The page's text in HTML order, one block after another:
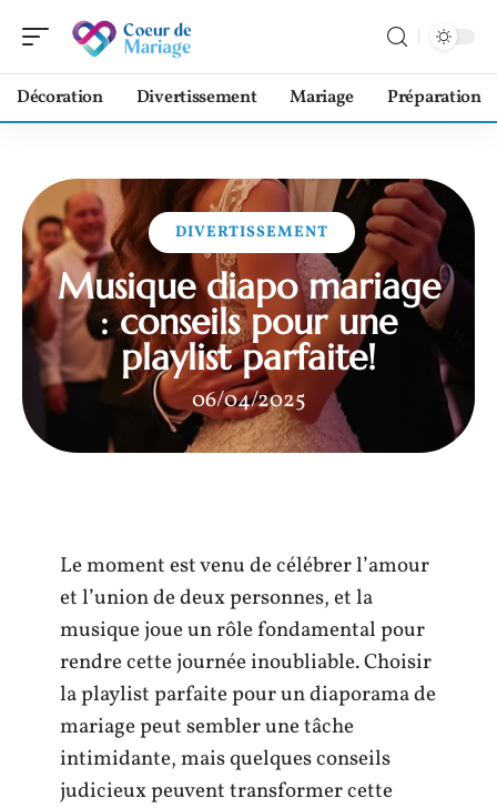
Décoration Divertissement Mariage Préparation
DIVERTISSEMENT
Musique diapo mariage
: conseils pour une
playlist parfaite!
06/04/2025
Le moment est venu de célébrer l’amour
et l’union de deux personnes, et la
musique joue un rôle fondamental pour
rendre cette journée inoubliable. Choisir
la playlist parfaite pour un diaporama de
mariage peut sembler une tâche
intimidante, mais quelques conseils
judicieux peuvent transformer cette